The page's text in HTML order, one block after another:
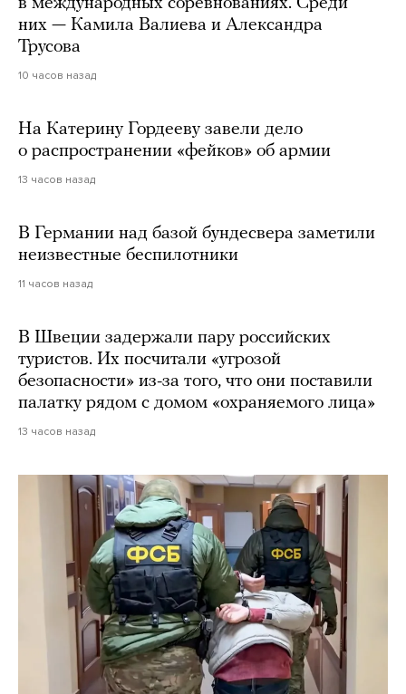
них — Камила Валиева и Александра
Трусова
10 часов назад
На Катерину Гордееву завели дело
о распространении «фейков» об армии
13 часов назад
В Германии над базой бундесвера заметили
неизвестные беспилотники
11 часов назад
В Швеции задержали пару российских
туристов. Их посчитали «угрозой
безопасности» из-за того, что они поставили
палатку рядом с домом «охраняемого лица»
13 часов назад